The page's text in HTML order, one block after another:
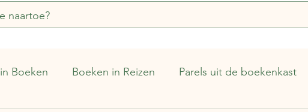
Boeken Boeken in Reizen Parels uit de boekenkast